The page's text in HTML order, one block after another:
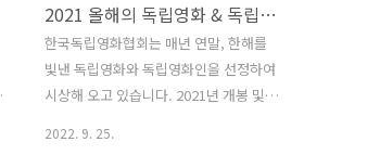
년 올해의 독립영화 수상작과 독립영화
인 수상자를 아래 소개합니다. 작
년 한 해 묵묵히, 그리고 부지런히 우
리 곁을 채워준 노력에 감사드립니다. 또
의 풍경을 펼쳐 보인 모든 독립영화, 우
2021 올해의 독립영화 & 독립영화인
한국독립영화협회는 매년 연말, 한해를
빛낸 독립영화와 독립영화인을 선정하여
시상해 오고 있습니다. 2021년 개봉 및 상
2022. 9. 25.